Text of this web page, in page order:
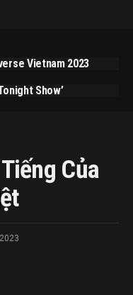
Vietnam 2023
Show’
Của